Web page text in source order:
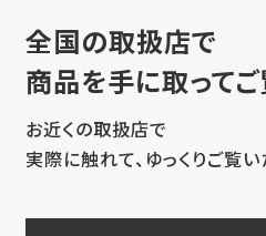
全国の取扱店で
商品を手に取って
お近くの取扱店で
実際に触れて、ゆっくりご覧い